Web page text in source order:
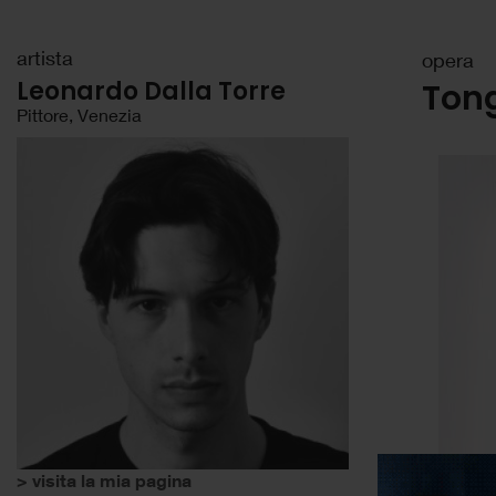
opera
artista
Leonardo Dalla Torre
Pittore, Venezia
> visita la mia pagina